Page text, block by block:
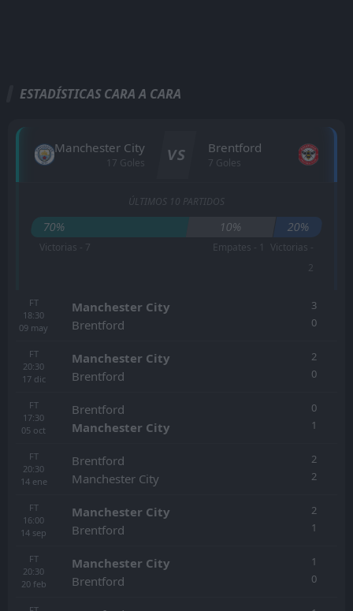
ESTADÍSTICAS CARA A CARA
Manchester City
17 Goles VS Brentford
7 Goles
ÚLTIMOS 10 PARTIDOS
70% 10% 20%
Victorias - 7 Empates - 1
Victorias -
2
FT
18:30
09 may
Manchester City
Brentford
3
0
FT
20:30
17 dic
Manchester City
Brentford
2
0
FT
17:30
05 oct
Brentford
Manchester City
0
1
FT
20:30
14 ene
Brentford
Manchester City
2
2
FT
16:00
14 sep
Manchester City
Brentford
2
1
FT
20:30
20 feb
Manchester City
Brentford
1
0